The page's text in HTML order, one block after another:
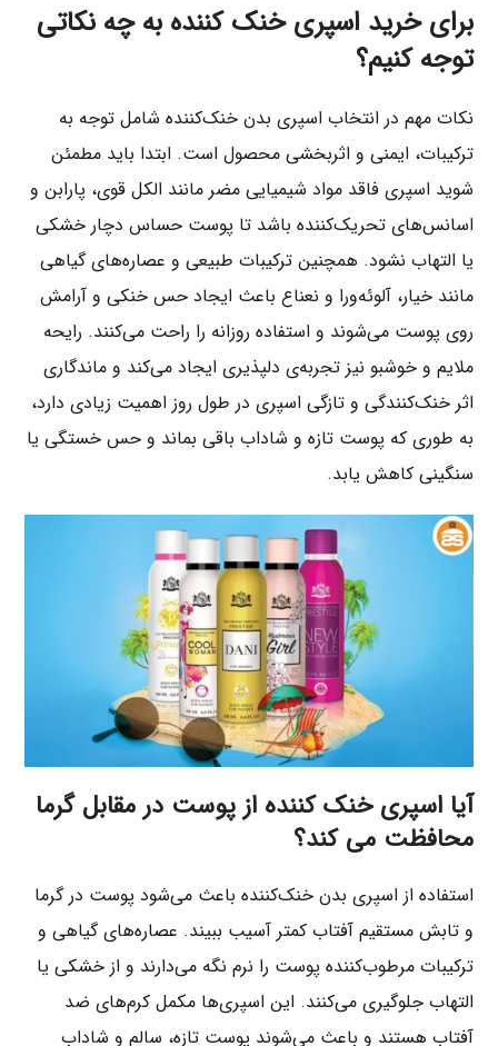
برای خرید اسپری خنک کننده به چه نکاتی
توجه کنیم؟
نکات مهم در انتخاب اسپری بدن خنک‌کننده شامل توجه به
ترکیبات، ایمنی و اثربخشی محصول است. ابتدا باید مطمئن
شوید اسپری فاقد مواد شیمیایی مضر مانند الکل قوی، پارابن و
اسانس‌های تحریک‌کننده باشد تا پوست حساس دچار خشکی
یا التهاب نشود. همچنین ترکیبات طبیعی و عصاره‌های گیاهی
مانند خیار، آلوئه‌ورا و نعناع باعث ایجاد حس خنکی و آرامش
روی پوست می‌شوند و استفاده روزانه را راحت می‌کنند. رایحه
ملایم و خوشبو نیز تجربه‌ی دلپذیری ایجاد می‌کند و ماندگاری
اثر خنک‌کنندگی و تازگی اسپری در طول روز اهمیت زیادی دارد،
به طوری که پوست تازه و شاداب باقی بماند و حس خستگی یا
سنگینی کاهش یابد.
آیا اسپری خنک کننده از پوست در مقابل گرما
محافظت می کند؟
استفاده از اسپری بدن خنک‌کننده باعث می‌شود پوست در گرما
و تابش مستقیم آفتاب کمتر آسیب ببیند. عصاره‌های گیاهی و
ترکیبات مرطوب‌کننده پوست را نرم نگه می‌دارند و از خشکی یا
التهاب جلوگیری می‌کنند. این اسپری‌ها مکمل کرم‌های ضد
آفتاب هستند و باعث می‌شوند پوست تازه، سالم و شاداب